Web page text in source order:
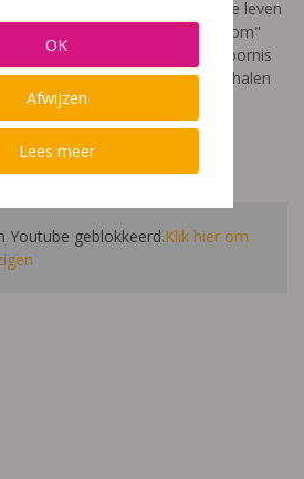
die toont hoe het is om te leven
film met als titel: "Ik heet niet dom"
dat de impact van een leerstoornis
je ziet in de klas. Je hoort verhalen
en ouders.
Youtube geblokkeerd.Klik hier om
OK
Afwijzen
Lees meer